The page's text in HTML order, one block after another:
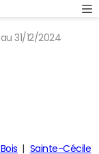
31/12/2024
Sainte-Cécile